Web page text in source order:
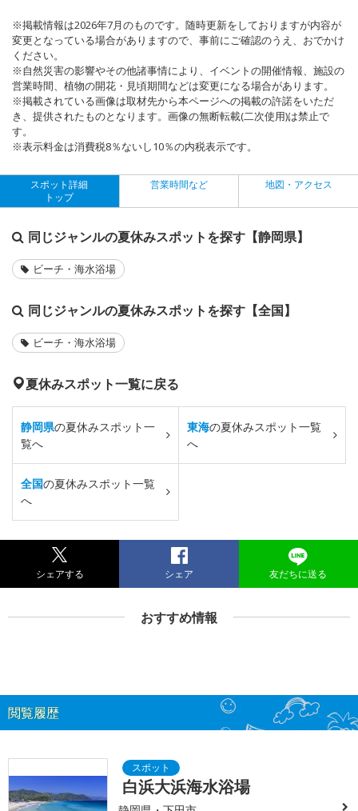
※掲載情報は2026年7月のものです。随時更新をしておりますが内容が
変更となっている場合がありますので、事前にご確認のうえ、おでかけ
ください。
※自然災害の影響やその他諸事情により、イベントの開催情報、施設の
営業時間、植物の開花・見頃期間などは変更になる場合があります。
※掲載されている画像は取材先から本ページへの掲載の許諾をいただ
き、提供されたものとなります。画像の無断転載(二次使用)は禁止で
す。
※表示料金は消費税8％ないし10％の内税表示です。
スポット詳細
トップ
営業時間など 地図・アクセス
同じジャンルの夏休みスポットを探す【静岡県】
ビーチ・海水浴場
同じジャンルの夏休みスポットを探す【全国】
ビーチ・海水浴場
夏休みスポット一覧に戻る
静岡県の夏休みスポット一
覧へ
東海の夏休みスポット一覧
へ
全国の夏休みスポット一覧
へ
シェアする シェア 友だちに送る
おすすめ情報
閲覧履歴
白浜大浜海水浴場